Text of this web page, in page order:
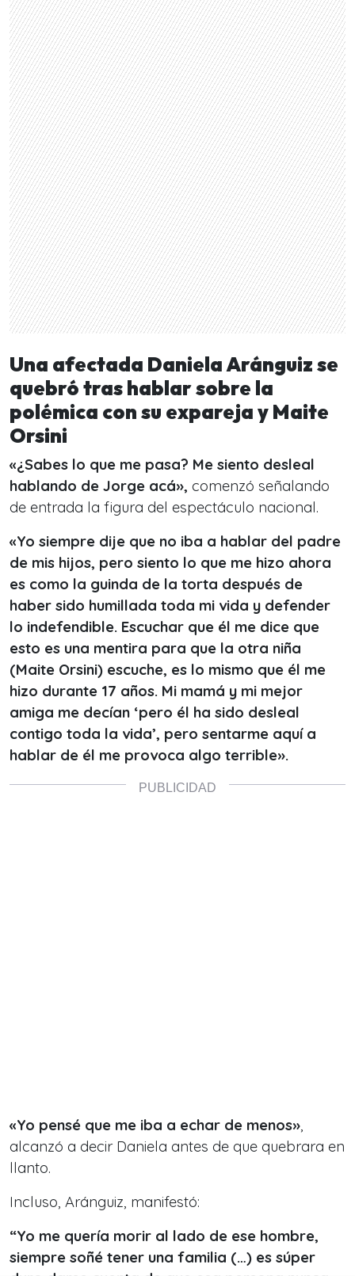
Una afectada Daniela Aránguiz se
quebró tras hablar sobre la
polémica con su expareja y Maite
Orsini
«¿Sabes lo que me pasa? Me siento desleal
hablando de Jorge acá», comenzó señalando
de entrada la figura del espectáculo nacional.
«Yo siempre dije que no iba a hablar del padre
de mis hijos, pero siento lo que me hizo ahora
es como la guinda de la torta después de
haber sido humillada toda mi vida y defender
lo indefendible. Escuchar que él me dice que
esto es una mentira para que la otra niña
(Maite Orsini) escuche, es lo mismo que él me
hizo durante 17 años. Mi mamá y mi mejor
amiga me decían ‘pero él ha sido desleal
contigo toda la vida’, pero sentarme aquí a
hablar de él me provoca algo terrible».
«Yo pensé que me iba a echar de menos»
alcanzó a decir Daniela antes de que quebrara en
llanto.
Incluso, Aránguiz, manifestó:
“Yo me quería morir al lado de ese hombre,
siempre soñé tener una familia (…) es súper